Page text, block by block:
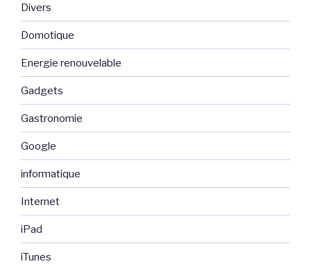
Divers
Domotique
Energie renouvelable
Gadgets
Gastronomie
Google
informatique
Internet
iPad
iTunes